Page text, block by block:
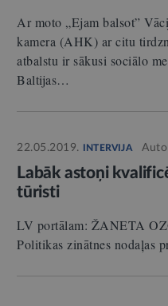
Ar moto „Ejam balsot”
kamera (AHK) ar citu
atbalstu ir sākusi sociālo
Baltijas…
22.05.2019. INTERVIJA
Labāk astoņi
tūristi
LV portālam: ŽANETA
Politikas zinātnes nodaļas